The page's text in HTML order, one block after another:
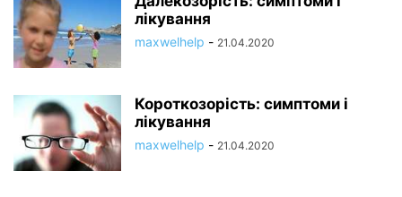
лікування
maxwelhelp - 21.04.2020
Короткозорість: симптоми і
лікування
maxwelhelp - 21.04.2020